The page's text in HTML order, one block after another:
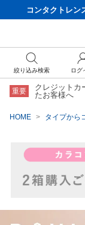
コンタクトレン
重要
クレジットカ
たお客様へ
HOME タイプから
絞り込み検索 ログ